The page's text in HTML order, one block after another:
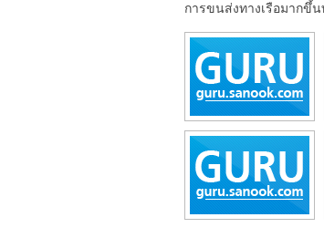
การขนส่งทางเรือมากขึ้